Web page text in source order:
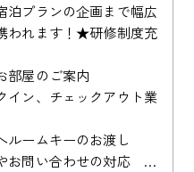
泊プランの企画まで幅広
われます！★研修制度充
部屋のご案内
イン、チェックアウト業
ルームキーのお渡し
お問い合わせの対応 …